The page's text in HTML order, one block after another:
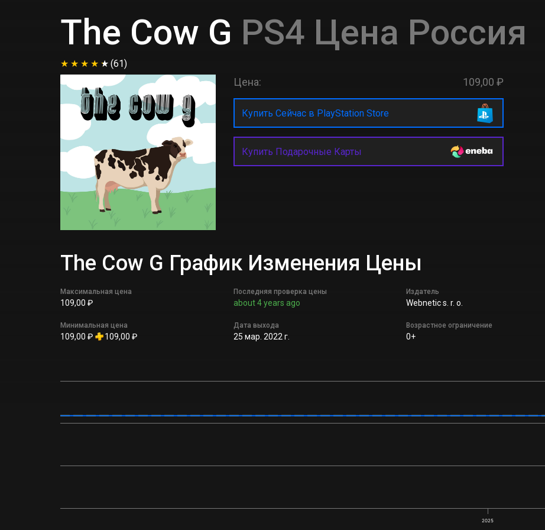
The Cow G PS4 Цена Россия
(61)
Цена: 109,00 ₽
Купить Сейчас в PlayStation Store
Купить Подарочные Карты
The Cow G График Изменения Цены
Максимальная цена
109,00 ₽
Минимальная цена
109,00 ₽ 109,00 ₽
Последняя проверка цены
about 4 years ago
Дата выхода
25 мар. 2022 г.
Издатель
Webnetic s. r. o.
Возрастное ограничение
0+
2025